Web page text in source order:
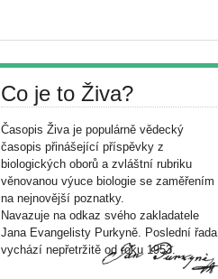
Co je to Živa?
Časopis Živa je populárně vědecký
časopis přinášející příspěvky z
biologických oborů a zvláštní rubriku
věnovanou výuce biologie se zaměřením
na nejnovější poznatky.
Navazuje na odkaz svého zakladatele
Jana Evangelisty Purkyně. Poslední řada
vychází nepřetržitě od roku 1953.